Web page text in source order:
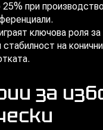
при
ключова роля
стабилност на
за